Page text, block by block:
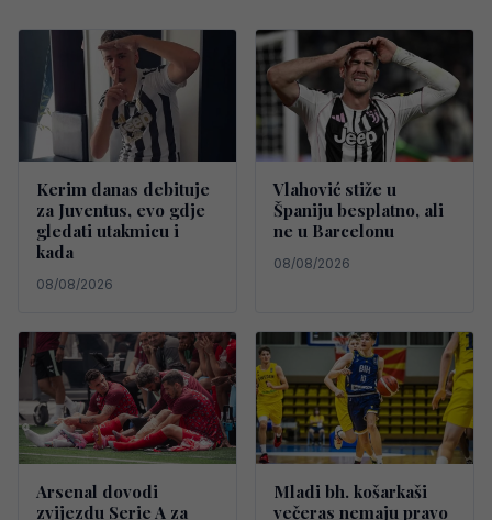
Kerim danas debituje
za Juventus, evo gdje
gledati utakmicu i
kada
08/08/2026
Vlahović stiže u
Španiju besplatno, ali
ne u Barcelonu
08/08/2026
Arsenal dovodi
zvijezdu Serie A za
Mladi bh. košarkaši
večeras nemaju pravo